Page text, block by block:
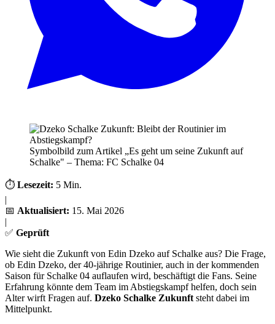
Symbolbild zum Artikel „Es geht um seine Zukunft auf
Schalke" – Thema: FC Schalke 04
⏱️ Lesezeit: 5 Min.
|
📅 Aktualisiert: 15. Mai 2026
|
✅ Geprüft
Wie sieht die Zukunft von Edin Dzeko auf Schalke aus? Die Frage,
ob Edin Dzeko, der 40-jährige Routinier, auch in der kommenden
Saison für Schalke 04 auflaufen wird, beschäftigt die Fans. Seine
Erfahrung könnte dem Team im Abstiegskampf helfen, doch sein
Alter wirft Fragen auf. Dzeko Schalke Zukunft steht dabei im
Mittelpunkt.